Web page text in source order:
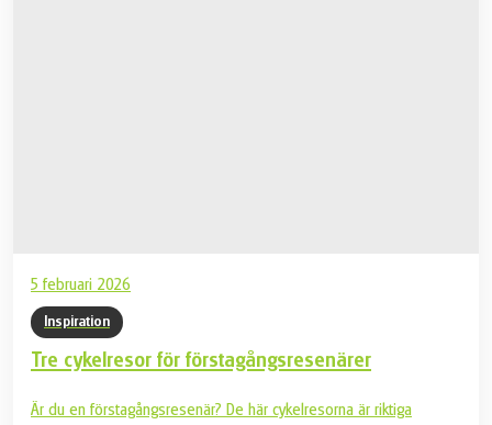
5 februari 2026
Inspiration
Tre cykelresor för förstagångsresenärer
Är du en förstagångsresenär? De här cykelresorna är riktiga